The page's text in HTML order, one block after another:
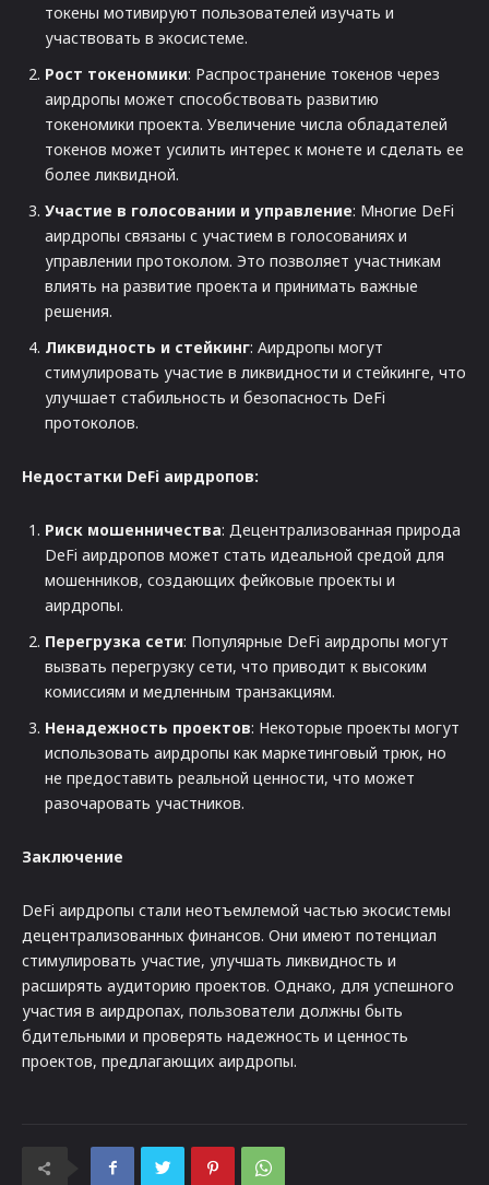
токены мотивируют пользователей изучать и
участвовать в экосистеме.
Рост токеномики: Распространение токенов через
аирдропы может способствовать развитию
токеномики проекта. Увеличение числа обладателей
токенов может усилить интерес к монете и сделать ее
более ликвидной.
Участие в голосовании и управление: Многие DeFi
аирдропы связаны с участием в голосованиях и
управлении протоколом. Это позволяет участникам
влиять на развитие проекта и принимать важные
решения.
Ликвидность и стейкинг: Аирдропы могут
стимулировать участие в ликвидности и стейкинге, что
улучшает стабильность и безопасность DeFi
протоколов.
Недостатки DeFi аирдропов:
Риск мошенничества: Децентрализованная природа
DeFi аирдропов может стать идеальной средой для
мошенников, создающих фейковые проекты и
аирдропы.
Перегрузка сети: Популярные DeFi аирдропы могут
вызвать перегрузку сети, что приводит к высоким
комиссиям и медленным транзакциям.
Ненадежность проектов: Некоторые проекты могут
использовать аирдропы как маркетинговый трюк, но
не предоставить реальной ценности, что может
разочаровать участников.
Заключение
DeFi аирдропы стали неотъемлемой частью экосистемы
децентрализованных финансов. Они имеют потенциал
стимулировать участие, улучшать ликвидность и
расширять аудиторию проектов. Однако, для успешного
участия в аирдропах, пользователи должны быть
бдительными и проверять надежность и ценность
проектов, предлагающих аирдропы.